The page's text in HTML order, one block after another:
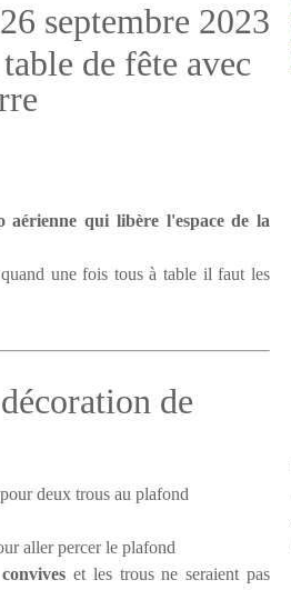
26 septembre 2023
de fête avec
aérienne qui libère l'espace de la
une fois tous à table il faut les
de
deux trous au plafond
aller percer le plafond
et les trous ne seraient pas